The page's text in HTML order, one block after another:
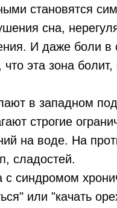
становятся
сна,
И даже боли
что эта зона
в западном
строгие
на воде. На
сладостей.
с синдромом
или "качать